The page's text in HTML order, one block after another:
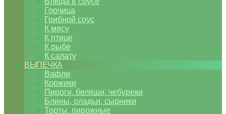
Горчица
Грибной соус
К мясу
К птице
К рыбе
К салату
ВЫПЕЧКА
Вафли
Коржики
Пироги, беляши, чебуреки
Блины, оладьи, сырники
Торты, пирожные